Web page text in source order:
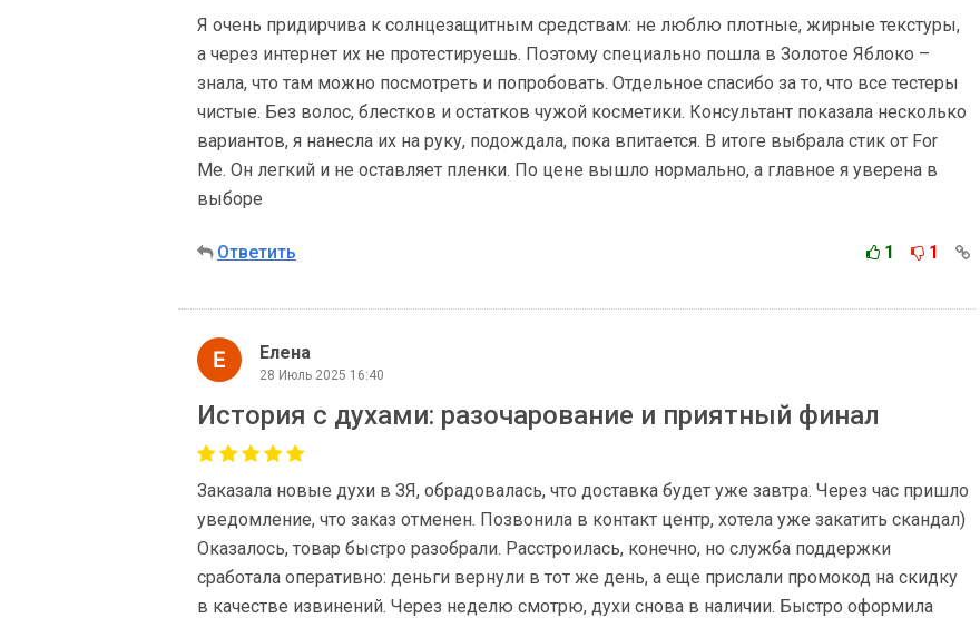
Я очень придирчива к солнцезащитным средствам: не люблю плотные, жирные текстуры,
а через интернет их не протестируешь. Поэтому специально пошла в Золотое Яблоко –
знала, что там можно посмотреть и попробовать. Отдельное спасибо за то, что все тестеры
чистые. Без волос, блестков и остатков чужой косметики. Консультант показала несколько
вариантов, я нанесла их на руку, подождала, пока впитается. В итоге выбрала стик от For
Me. Он легкий и не оставляет пленки. По цене вышло нормально, а главное я уверена в
выборе
Ответить 1 1
Елена
28 Июль 2025 16:40
История с духами: разочарование и приятный финал
Заказала новые духи в ЗЯ, обрадовалась, что доставка будет уже завтра. Через час пришло
уведомление, что заказ отменен. Позвонила в контакт центр, хотела уже закатить скандал)
Оказалось, товар быстро разобрали. Расстроилась, конечно, но служба поддержки
сработала оперативно: деньги вернули в тот же день, а еще прислали промокод на скидку
в качестве извинений. Через неделю смотрю, духи снова в наличии. Быстро оформила